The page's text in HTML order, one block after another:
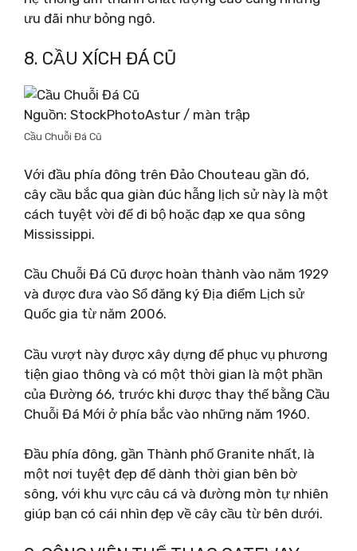
ưu đãi như bỏng ngô.
8. CẦU XÍCH ĐÁ CŨ
Nguồn: StockPhotoAstur / màn trập
Cầu Chuỗi Đá Cũ
Với đầu phía đông trên Đảo Chouteau gần đó,
cây cầu bắc qua giàn đúc hẫng lịch sử này là một
cách tuyệt vời để đi bộ hoặc đạp xe qua sông
Mississippi.
Cầu Chuỗi Đá Cũ được hoàn thành vào năm 1929
và được đưa vào Sổ đăng ký Địa điểm Lịch sử
Quốc gia từ năm 2006.
Cầu vượt này được xây dựng để phục vụ phương
tiện giao thông và có một thời gian là một phần
của Đường 66, trước khi được thay thế bằng Cầu
Chuỗi Đá Mới ở phía bắc vào những năm 1960.
Đầu phía đông, gần Thành phố Granite nhất, là
một nơi tuyệt đẹp để dành thời gian bên bờ
sông, với khu vực câu cá và đường mòn tự nhiên
giúp bạn có cái nhìn đẹp về cây cầu từ bên dưới.